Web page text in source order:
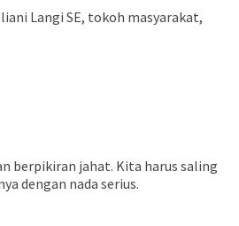
Langi SE, tokoh masyarakat,
berpikiran jahat. Kita harus saling
dengan nada serius.